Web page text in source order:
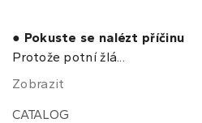
● Pokuste se nalézt příčinu
Protože potní žlá...
Zobrazit
CATALOG